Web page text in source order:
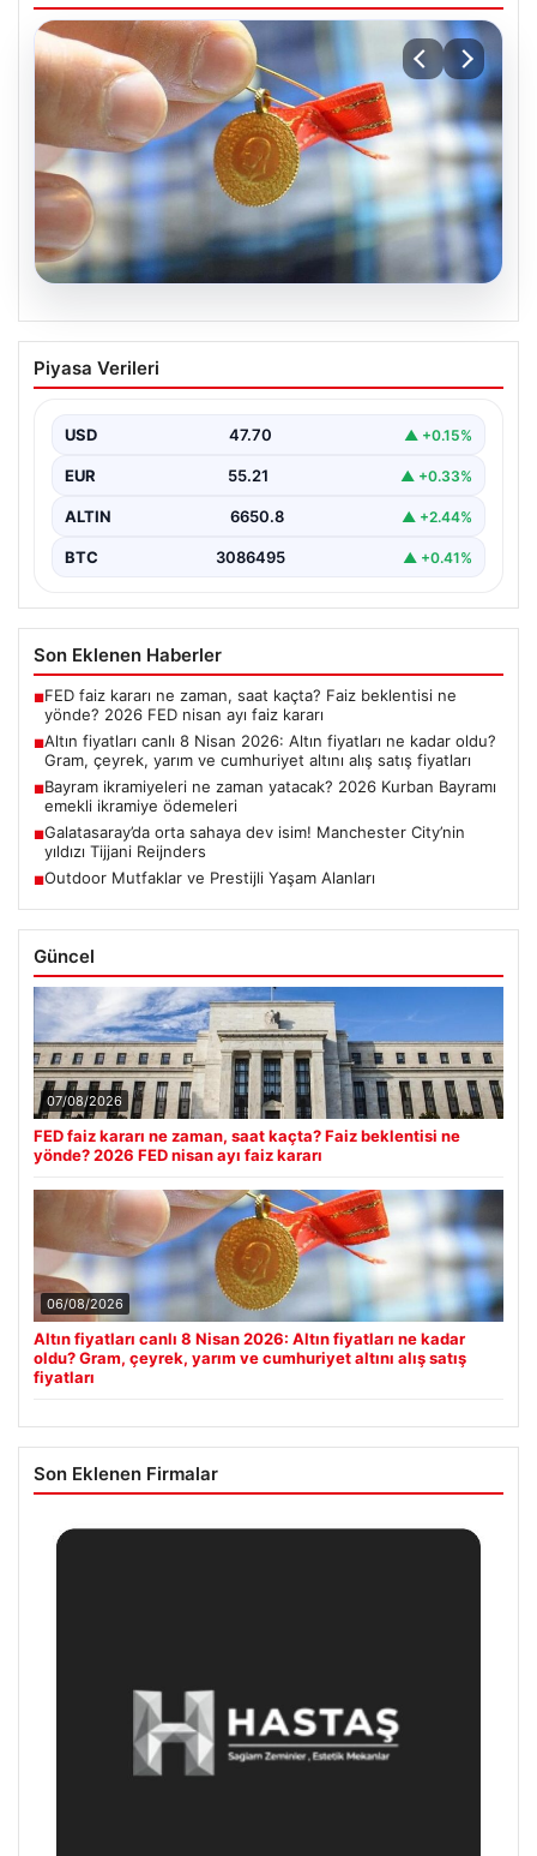
06.08.2026
Altın fiyatları canlı 8 Nisan 2026: Altın
fiyatları ne kadar oldu? Gram, çeyrek,
fiyatları
Piyasa Verileri
USD 47.70 ▲ +0.15%
EUR 55.21 ▲ +0.33%
ALTIN 6650.8 ▲ +2.44%
BTC 3086495 ▲ +0.41%
Son Eklenen Haberler
■FED faiz kararı ne zaman, saat kaçta? Faiz beklentisi ne
yönde? 2026 FED nisan ayı faiz kararı
■Altın fiyatları canlı 8 Nisan 2026: Altın fiyatları ne kadar oldu?
Gram, çeyrek, yarım ve cumhuriyet altını alış satış fiyatları
■Bayram ikramiyeleri ne zaman yatacak? 2026 Kurban Bayramı
emekli ikramiye ödemeleri
■Galatasaray’da orta sahaya dev isim! Manchester City’nin
yıldızı Tijjani Reijnders
■Outdoor Mutfaklar ve Prestijli Yaşam Alanları
Güncel
07/08/2026
FED faiz kararı ne zaman, saat kaçta? Faiz beklentisi ne
yönde? 2026 FED nisan ayı faiz kararı
06/08/2026
Altın fiyatları canlı 8 Nisan 2026: Altın fiyatları ne kadar
oldu? Gram, çeyrek, yarım ve cumhuriyet altını alış satış
fiyatları
Son Eklenen Firmalar